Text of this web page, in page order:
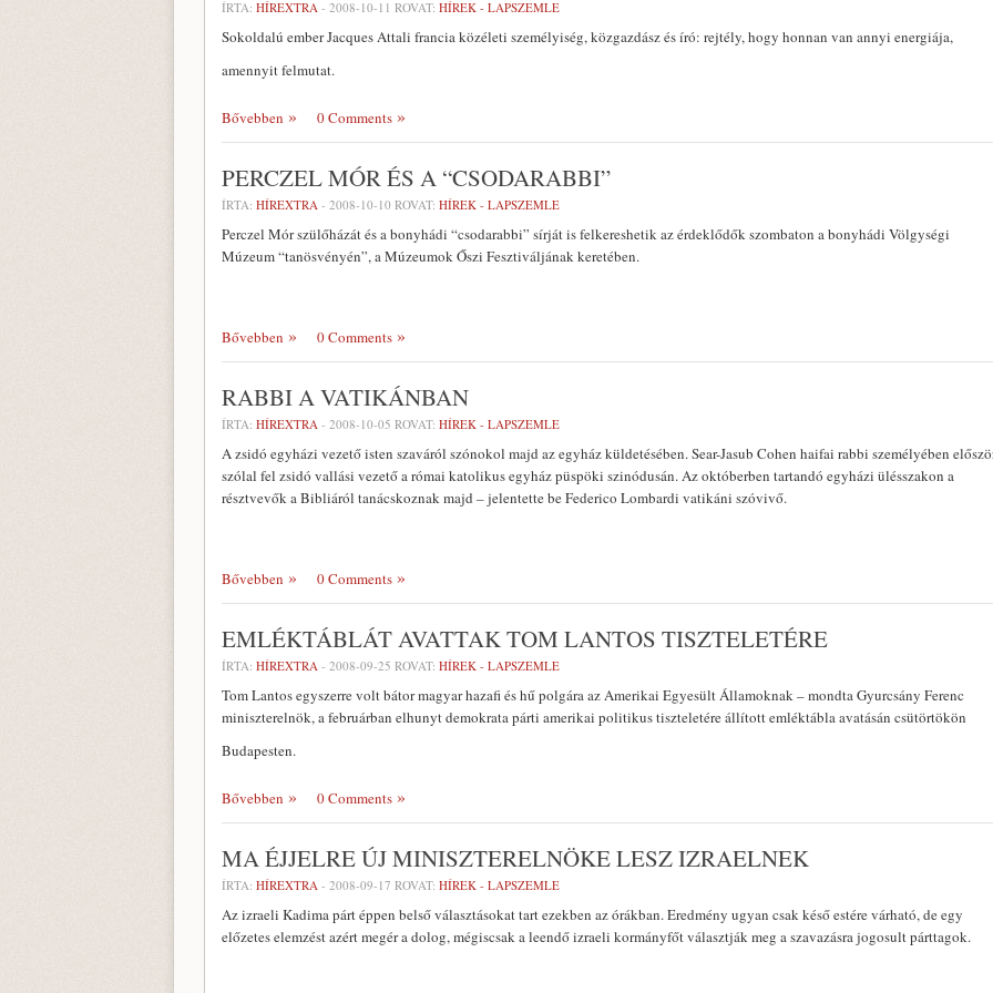
ÍRTA: HÍREXTRA - 2008-10-11 ROVAT: HÍREK - LAPSZEMLE
Sokoldalú ember Jacques Attali francia közéleti személyiség, közgazdász és író: rejtély, hogy honnan van annyi energiája,
amennyit felmutat.
Bővebben 0 Comments
PERCZEL MÓR ÉS A “CSODARABBI”
ÍRTA: HÍREXTRA - 2008-10-10 ROVAT: HÍREK - LAPSZEMLE
Perczel Mór szülőházát és a bonyhádi “csodarabbi” sírját is felkereshetik az érdeklődők szombaton a bonyhádi Völgységi
Múzeum “tanösvényén”, a Múzeumok Őszi Fesztiváljának keretében.
Bővebben 0 Comments
RABBI A VATIKÁNBAN
ÍRTA: HÍREXTRA - 2008-10-05 ROVAT: HÍREK - LAPSZEMLE
A zsidó egyházi vezető isten szaváról szónokol majd az egyház küldetésében. Sear-Jasub Cohen haifai rabbi személyében
szólal fel zsidó vallási vezető a római katolikus egyház püspöki szinódusán. Az októberben tartandó egyházi ülésszakon a
résztvevők a Bibliáról tanácskoznak majd – jelentette be Federico Lombardi vatikáni szóvivő.
Bővebben 0 Comments
EMLÉKTÁBLÁT AVATTAK TOM LANTOS TISZTELETÉRE
ÍRTA: HÍREXTRA - 2008-09-25 ROVAT: HÍREK - LAPSZEMLE
Tom Lantos egyszerre volt bátor magyar hazafi és hű polgára az Amerikai Egyesült Államoknak – mondta Gyurcsány Ferenc
miniszterelnök, a februárban elhunyt demokrata párti amerikai politikus tiszteletére állított emléktábla avatásán csütörtökön
Budapesten.
Bővebben 0 Comments
MA ÉJJELRE ÚJ MINISZTERELNÖKE LESZ IZRAELNEK
ÍRTA: HÍREXTRA - 2008-09-17 ROVAT: HÍREK - LAPSZEMLE
Az izraeli Kadima párt éppen belső választásokat tart ezekben az órákban. Eredmény ugyan csak késő estére várható, de egy
előzetes elemzést azért megér a dolog, mégiscsak a leendő izraeli kormányfőt választják meg a szavazásra jogosult párttagok.